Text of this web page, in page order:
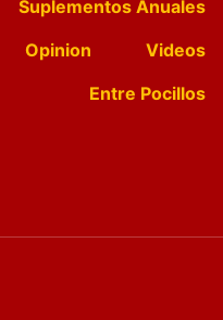
Suplementos Anuales
Opinion
Videos
Entre Pocillos